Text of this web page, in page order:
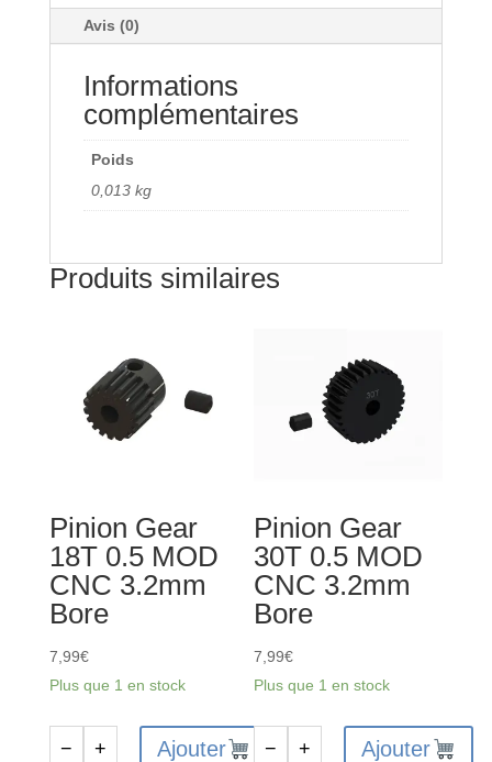
Avis (0)
Informations
complémentaires
Poids
0,013 kg
Produits similaires
Pinion Gear
18T 0.5 MOD
CNC 3.2mm
Bore
7,99€
Plus que 1 en stock
− + Ajouter
Pinion Gear
30T 0.5 MOD
CNC 3.2mm
Bore
7,99€
Plus que 1 en stock
− + Ajouter